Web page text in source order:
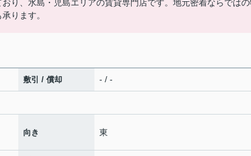
り、水島・児島エリアの賃貸専門店です。地元密着ならでは
ります。
敷引 / 償却 - / -
向き 東